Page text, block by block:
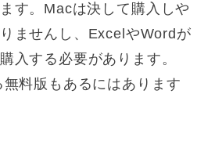
す。Macは決して購入しや
ませんし、ExcelやWordが
入する必要があります。
無料版もあるにはあります